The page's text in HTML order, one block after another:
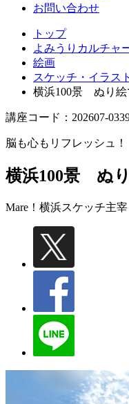
お問い合わせ
トップ
よみうりカルチャ
絵画
スケッチ・イラス
横浜100景 ぬり絵
講座コード：202607-
脳も心もリフレッシュ！
横浜100景 ぬ
Mare！横浜スケッチ主